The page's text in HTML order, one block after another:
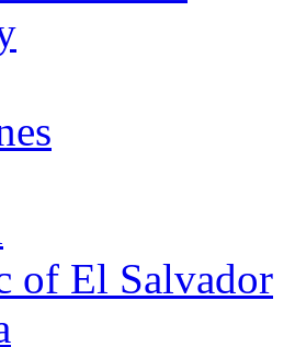
of El Salvador